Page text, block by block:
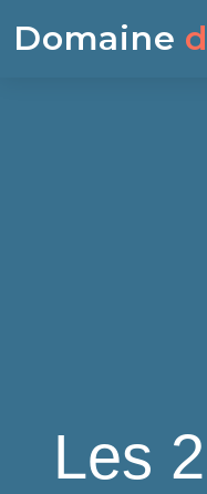
Domaine
Les